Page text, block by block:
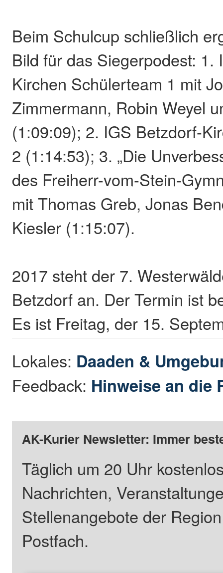
Beim Schulcup schließlich
Bild für das Siegerpodest: 1.
Kirchen Schülerteam 1 mit
Zimmermann, Robin Weyel
(1:09:09); 2. IGS Betzdorf-
2 (1:14:53); 3. „Die
des Freiherr-vom-Stein-
mit Thomas Greb, Jonas
Kiesler (1:15:07).
2017 steht der 7.
Betzdorf an. Der Termin ist
Es ist Freitag, der 15.
Lokales: Daaden &
Feedback: Hinweise an die
AK-Kurier Newsletter: Immer
Täglich um 20 Uhr
Nachrichten,
Stellenangebote der
Postfach.